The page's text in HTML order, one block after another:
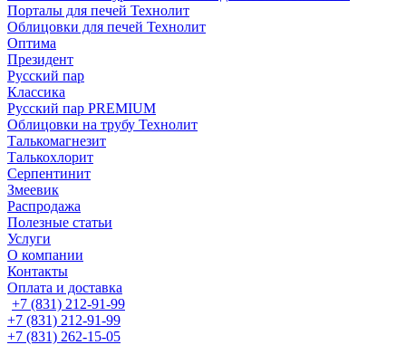
Порталы для печей Технолит
Облицовки для печей Технолит
Оптима
Президент
Русский пар
Классика
Русский пар PREMIUM
Облицовки на трубу Технолит
Талькомагнезит
Талькохлорит
Серпентинит
Змеевик
Распродажа
Полезные статьи
Услуги
О компании
Контакты
Оплата и доставка
+7 (831) 212-91-99
+7 (831) 212-91-99
+7 (831) 262-15-05